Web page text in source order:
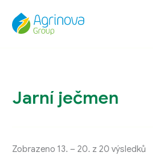
obsah
Jarní ječmen
Zobrazeno 13. – 20. z 20 výsledků